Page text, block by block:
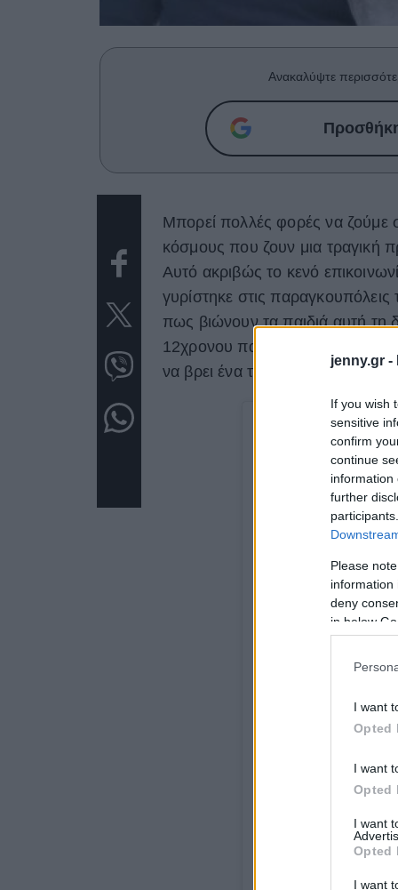
jenny.gr -
If you wish
sensitive
confirm
continue
information
further
Please
information
deny
in below
I want
Opted
I want
Opted
I want
Opted
I want
Ανακαλύψτε
Μπορεί πολλές φορές να ζούμε
κόσμους που ζουν μια τραγική
Αυτό ακριβώς το κενό
γυρίστηκε στις παραγκουπόλεις
πως βιώνουν τα παιδιά αυτή τη
12χρονου παιδιού που
να βρει ένα τρόπο για να ξεφύγει.
View this post on